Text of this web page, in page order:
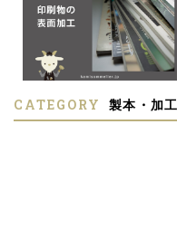
CATEGORY 製本・加